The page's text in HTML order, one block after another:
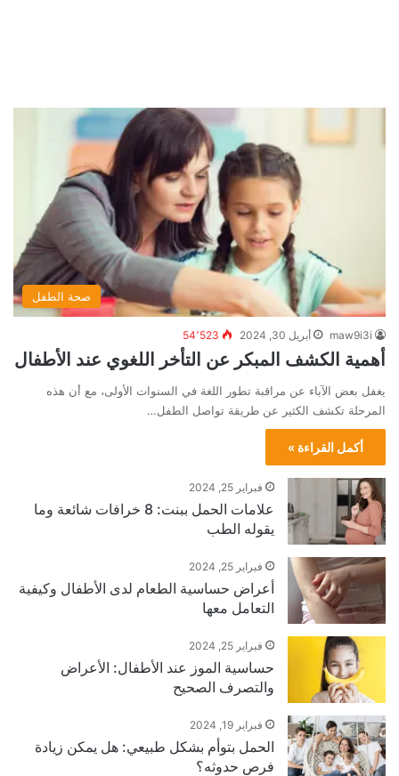
صحة الطفل
maw9i3i أبريل 30, 2024 54٬523
أهمية الكشف المبكر عن التأخر اللغوي عند الأطفال
يغفل بعض الآباء عن مراقبة تطور اللغة في السنوات الأولى، مع أن هذه
المرحلة تكشف الكثير عن طريقة تواصل الطفل…
أكمل القراءة »
فبراير 25, 2024
علامات الحمل ببنت: 8 خرافات شائعة وما
يقوله الطب
فبراير 25, 2024
أعراض حساسية الطعام لدى الأطفال وكيفية
التعامل معها
فبراير 25, 2024
حساسية الموز عند الأطفال: الأعراض
والتصرف الصحيح
فبراير 19, 2024
الحمل بتوأم بشكل طبيعي: هل يمكن زيادة
فرص حدوثه؟